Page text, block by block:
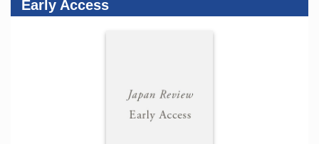
Early Access